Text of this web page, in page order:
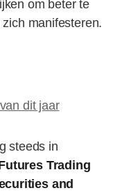
om beter te
manifesteren.
dit jaar
steeds in
Trading
and